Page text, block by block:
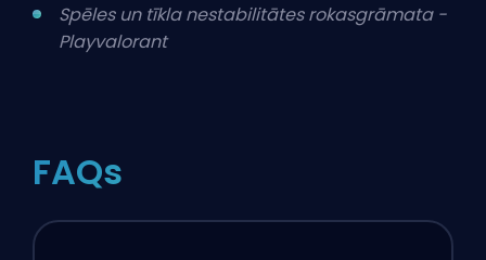
Spēles un tīkla nestabilitātes rokasgrāmata -
Playvalorant
FAQs